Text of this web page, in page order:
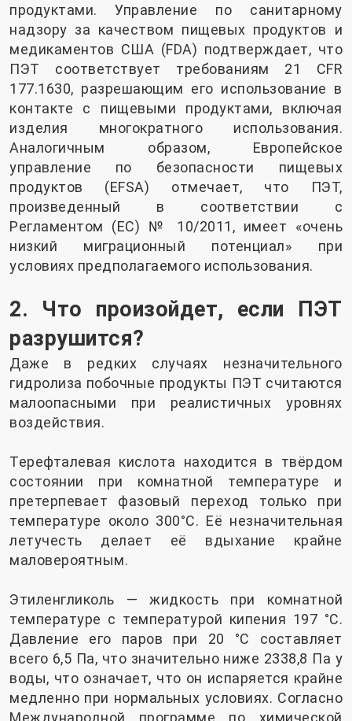
продуктами. Управление по санитарному
надзору за качеством пищевых продуктов и
медикаментов США (FDA) подтверждает, что
ПЭТ соответствует требованиям 21 CFR
177.1630, разрешающим его использование в
контакте с пищевыми продуктами, включая
изделия многократного использования.
Аналогичным образом, Европейское
управление по безопасности пищевых
продуктов (EFSA) отмечает, что ПЭТ,
произведенный в соответствии с
Регламентом (ЕС) № 10/2011, имеет «очень
низкий миграционный потенциал» при
условиях предполагаемого использования.
2. Что произойдет, если ПЭТ
разрушится?
Даже в редких случаях незначительного
гидролиза побочные продукты ПЭТ считаются
малоопасными при реалистичных уровнях
воздействия.
Терефталевая кислота находится в твёрдом
состоянии при комнатной температуре и
претерпевает фазовый переход только при
температуре около 300°C. Её незначительная
летучесть делает её вдыхание крайне
маловероятным.
Этиленгликоль — жидкость при комнатной
температуре с температурой кипения 197 °C.
Давление его паров при 20 °C составляет
всего 6,5 Па, что значительно ниже 2338,8 Па у
воды, что означает, что он испаряется крайне
медленно при нормальных условиях. Согласно
Международной программе по химической